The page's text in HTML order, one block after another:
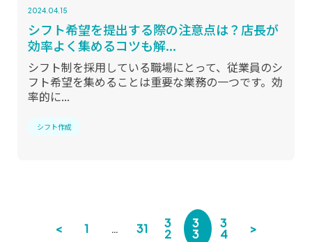
2024.04.15
シフト希望を提出する際の注意点は？店長が
効率よく集めるコツも解...
シフト制を採用している職場にとって、従業員のシ
フト希望を集めることは重要な業務の一つです。効
率的に...
シフト作成
< 1 … 31 3
2
3
3
3
4 >